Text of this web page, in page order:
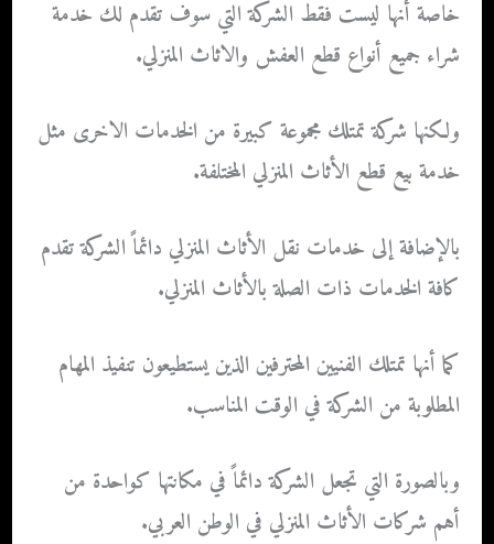
خاصة أنها ليست فقط الشركة التي سوف تقدم لك خدمة
شراء جميع أنواع قطع العفش والاثاث المنزلي.
ولكنها شركة تمتلك مجموعة كبيرة من الخدمات الاخرى مثل
خدمة بيع قطع الأثاث المنزلي المختلفة.
بالإضافة إلى خدمات نقل الأثاث المنزلي دائماً الشركة تقدم
كافة الخدمات ذات الصلة بالأثاث المنزلي.
كما أنها تمتلك الفنيين المحترفين الذين يستطيعون تنفيذ المهام
المطلوبة من الشركة في الوقت المناسب.
وبالصورة التي تجعل الشركة دائماً في مكانتها كواحدة من
أهم شركات الأثاث المنزلي في الوطن العربي.